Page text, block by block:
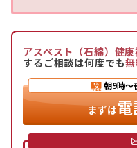
する資料や医療記録
進めます。資料が揃
訟を提起し、裁判期
た協議を行います。
れば、裁判上で和解
アスベスト（石綿）健
するご相談は何度でも
朝9時〜
まずは